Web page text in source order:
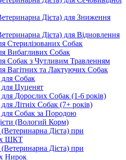
Дієта) для Зниження
Дієта) для Відновлення
Стерилізованих Собак
Вибагливих Собак
Собак з Чутливим Травленням
Вагітних та Лактуючих Собак
Собак
Цуценят
Дорослих Собак (1-6 років)
Літніх Собак (7+ років)
Собак за Породою
(Вологий Корм)
Дієта) при
ШКТ
Дієта) при
Нирок